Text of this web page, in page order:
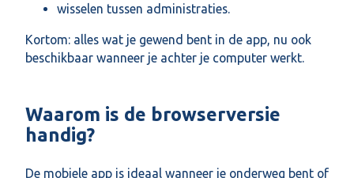
wisselen tussen administraties.
Kortom: alles wat je gewend bent in de app, nu ook
beschikbaar wanneer je achter je computer werkt.
Waarom is de browserversie
handig?
De mobiele app is ideaal wanneer je onderweg bent of